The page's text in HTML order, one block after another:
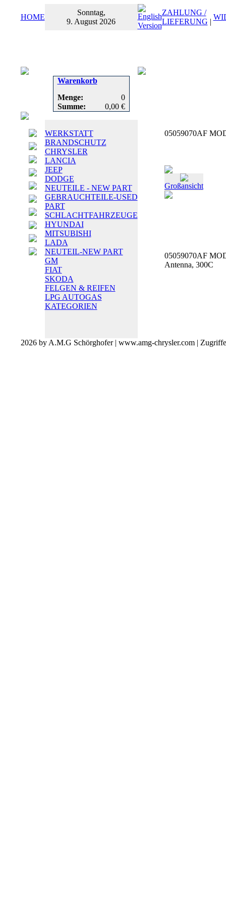
HOME
Sonntag,
9. August 2026
ZAHLUNG /
LIEFERUNG |
Warenkorb
Menge:
0
Summe:
0,00 €
WERKSTATT
BRANDSCHUTZ
CHRYSLER
LANCIA
JEEP
DODGE
NEUTEILE - NEW PART
GEBRAUCHTEILE-USED
PART
SCHLACHTFAHRZEUGE
HYUNDAI
MITSUBISHI
LADA
NEUTEIL-NEW PART
GM
FIAT
SKODA
FELGEN & REIFEN
LPG AUTOGAS
KATEGORIEN
05059070AF
Großansicht
05059070AF
Antenna, 300C
2026 by A.M.G Schörghofer | www.amg-chrysler.com |